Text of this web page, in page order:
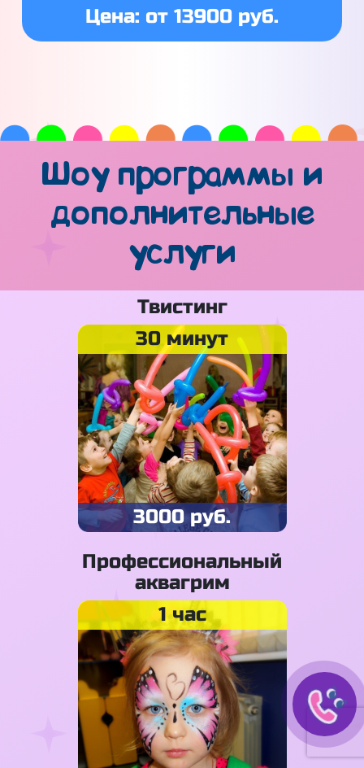
Цена: от 13900 руб.
Шоу программы и
дополнительные
услуги
Твистинг
30 минут
3000 руб.
Профессиональный
аквагрим
1 час